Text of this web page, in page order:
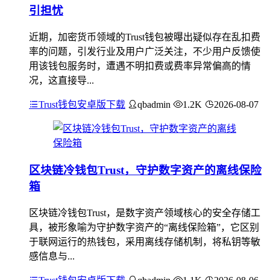
引担忧
近期，加密货币领域的Trust钱包被曝出疑似存在乱扣费
率的问题，引发行业及用户广泛关注，不少用户反馈使
用该钱包服务时，遭遇不明扣费或费率异常偏高的情
况，这直接导...
Trust钱包安卓版下载 qbadmin 1.2K 2026-08-07
区块链冷钱包Trust，守护数字资产的离线保险
箱
区块链冷钱包Trust，是数字资产领域核心的安全存储工
具，被形象喻为守护数字资产的“离线保险箱”，它区别
于联网运行的热钱包，采用离线存储机制，将私钥等敏
感信息与...